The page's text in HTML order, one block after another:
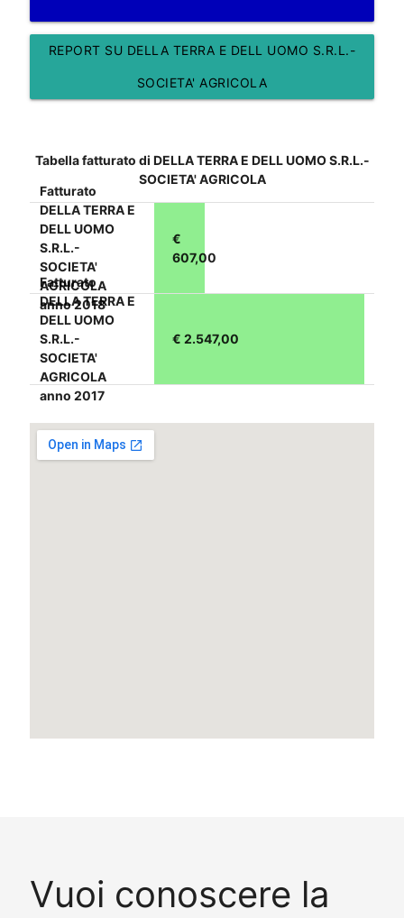
REPORT SU DELLA TERRA E DELL UOMO S.R.L.-
SOCIETA' AGRICOLA
Tabella fatturato di DELLA TERRA E DELL UOMO S.R.L.-
SOCIETA' AGRICOLA
Fatturato
DELLA TERRA E
DELL UOMO
S.R.L.-
SOCIETA'
AGRICOLA
anno 2018
€
607,00
Fatturato
DELLA TERRA E
DELL UOMO
S.R.L.-
SOCIETA'
AGRICOLA
anno 2017
€ 2.547,00
Vuoi conoscere la